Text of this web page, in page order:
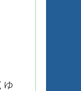
ゆ